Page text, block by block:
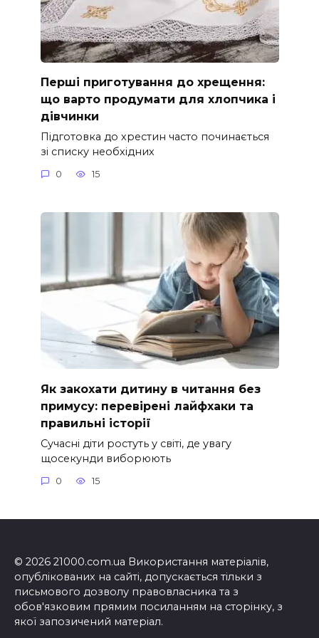
Перші приготування до хрещення:
що варто продумати для хлопчика і
дівчинки
Підготовка до хрестин часто починається
зі списку необхідних
0 15
Як закохати дитину в читання без
примусу: перевірені лайфхаки та
правильні історії
Сучасні діти ростуть у світі, де увагу
щосекунди виборюють
0 15
© 2026 21000.com.ua Використання матеріалів,
опублікованих на сайті, допускається тільки з
письмового дозволу правовласника та з
обов'язковим прямим посиланням на сторінку, з
якої запозичений матеріал.